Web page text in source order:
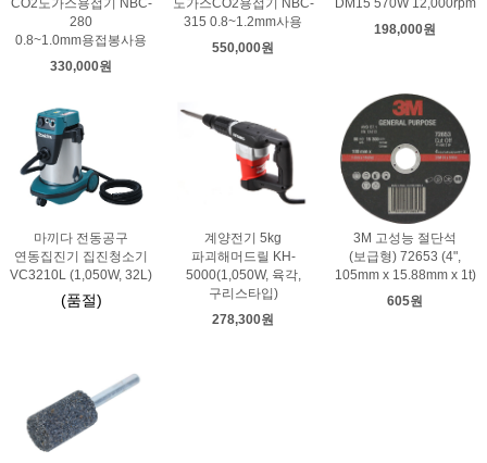
CO2노가스용접기 NBC-
280
0.8~1.0mm용접봉사용
330,000원
노가스CO2용접기 NBC-
315 0.8~1.2mm사용
550,000원
DM15 570W 12,000rpm
198,000원
마끼다 전동공구
연동집진기 집진청소기
VC3210L (1,050W, 32L)
(품절)
계양전기 5kg
파괴해머드릴 KH-
5000(1,050W, 육각,
구리스타입)
278,300원
3M 고성능 절단석
(보급형) 72653 (4",
105mm x 15.88mm x 1t)
605원